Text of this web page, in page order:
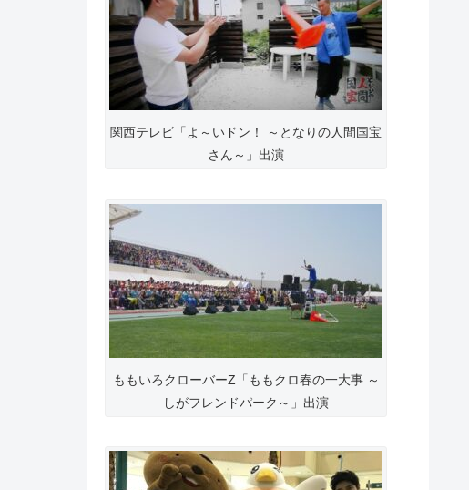
関西テレビ「よ～いドン！ ～となりの人間国宝
さん～」出演
ももいろクローバーZ「ももクロ春の一大事 ～
しがフレンドパーク～」出演